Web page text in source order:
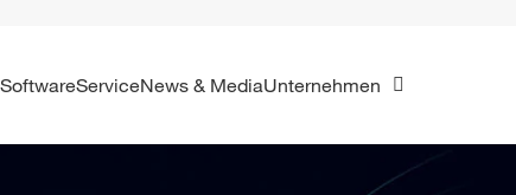
Software Service News & Media Unternehmen